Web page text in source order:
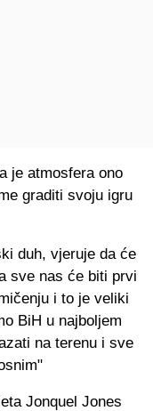
je atmosfera ono
graditi svoju igru
duh, vjeruje da će
sve nas će biti prvi
i to je veliki
BiH u najboljem
na terenu i sve
Jonquel Jones